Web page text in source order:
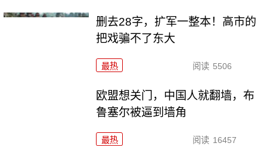
删去28字，扩军一整本！高市的
把戏骗不了东大
最热 阅读 5506
欧盟想关门，中国人就翻墙，布
鲁塞尔被逼到墙角
最热 阅读 16457